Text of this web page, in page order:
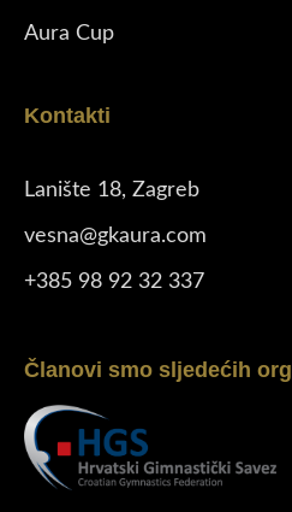
Aura Cup
Kontakti
Lanište 18, Zagreb
vesna@gkaura.com
+385 98 92 32 337
Članovi smo sljedećih